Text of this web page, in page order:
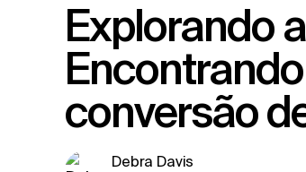
Explorando as principais vozes:
conversão
Debra Davis